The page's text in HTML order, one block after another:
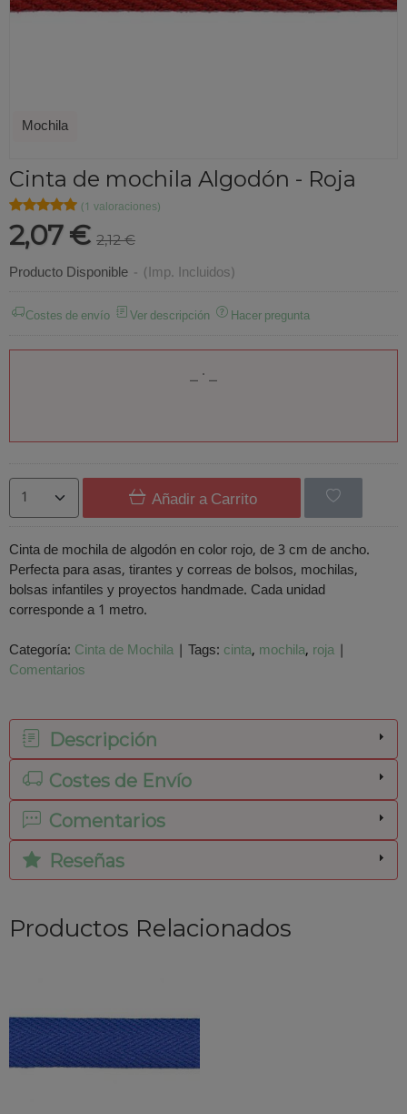
Mochila
Cinta de mochila Algodón - Roja
★★★★★
★★★★★ (1 valoraciones)
2,07 € 2,12 €
Producto Disponible - (Imp. Incluidos)
Costes de envío Ver descripción Hacer pregunta
Añadir a Carrito
Cinta de mochila de algodón en color rojo, de 3 cm de ancho.
Perfecta para asas, tirantes y correas de bolsos, mochilas,
bolsas infantiles y proyectos handmade. Cada unidad
corresponde a 1 metro.
Categoría: Cinta de Mochila | Tags: cinta mochila roja |
Comentarios
Descripción
Costes de Envío
Comentarios
Reseñas
Productos Relacionados